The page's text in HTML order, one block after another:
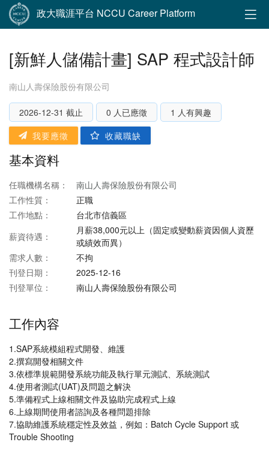
政大職涯平台 NCCU Career Platform
[新鮮人儲備計畫] SAP 程式設計師
南山人壽保險股份有限公司
2026-12-31 截止 0 人已應徵
1 人有興趣
我要應徵
收藏職缺
基本資料
任職機構名稱：
南山人壽保險股份有限公司
工作性質：
正職
工作地點：
台北市信義區
薪資待遇：
月薪38,000元以上（固定或變動薪資因個人資歷
或績效而異）
需求人數：
不拘
刊登日期：
2025-12-16
刊登單位：
南山人壽保險股份有限公司
工作內容
1.SAP系統模組程式開發、維護
2.撰寫開發相關文件
3.依標準規範開發系統功能及執行單元測試、系統測試
4.使用者測試(UAT)及問題之解決
5.準備程式上線相關文件及協助完成程式上線
6.上線期間使用者諮詢及各種問題排除
7.協助維護系統穩定性及效益，例如：Batch Cycle Support 或
Trouble Shooting